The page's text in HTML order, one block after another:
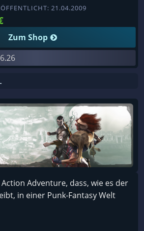
21.04.2009
Zum Shop
Adventure, dass, wie es der
in einer Punk-Fantasy Welt